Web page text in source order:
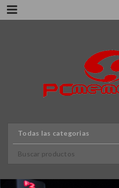
Todas las categorias